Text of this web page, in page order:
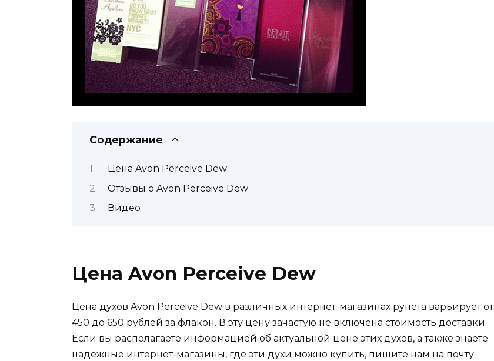
Содержание
Цена Avon Perceive Dew
Отзывы о Avon Perceive Dew
Видео
Цена Avon Perceive Dew
Цена духов Avon Perceive Dew в различных интернет-магазинах рунета варьирует от
450 до 650 рублей за флакон. В эту цену зачастую не включена стоимость доставки.
Если вы располагаете информацией об актуальной цене этих духов, а также знаете
надежные интернет-магазины, где эти духи можно купить, пишите нам на почту.